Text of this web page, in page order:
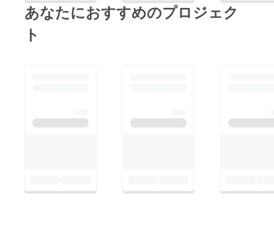
あなたにおすすめのプロジェク
ト